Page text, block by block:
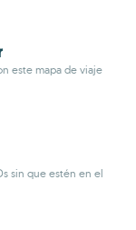
este mapa de viaje
sin que estén en el